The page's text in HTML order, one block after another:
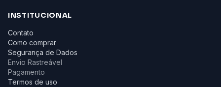
INSTITUCIONAL
Contato
Como comprar
Segurança de Dados
Envio Rastreável
Pagamento
Termos de uso